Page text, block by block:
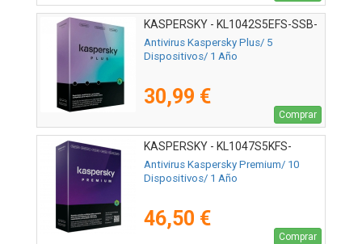
KASPERSKY - KL1042S5EFS-SSB-
ES
Antivirus Kaspersky Plus/ 5
Dispositivos/ 1 Año
30,99 €
Comprar
KASPERSKY - KL1047S5KFS-
MSBES
Antivirus Kaspersky Premium/ 10
Dispositivos/ 1 Año
46,50 €
Comprar